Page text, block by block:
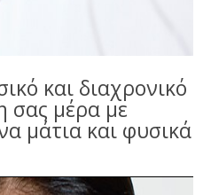
και διαχρονικό
σας μέρα με
μάτια και φυσικά